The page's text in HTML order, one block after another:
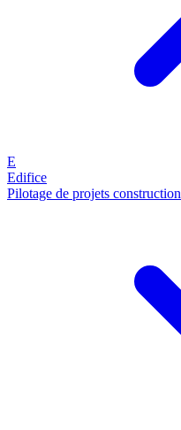
E
Edifice
Pilotage de projets construction